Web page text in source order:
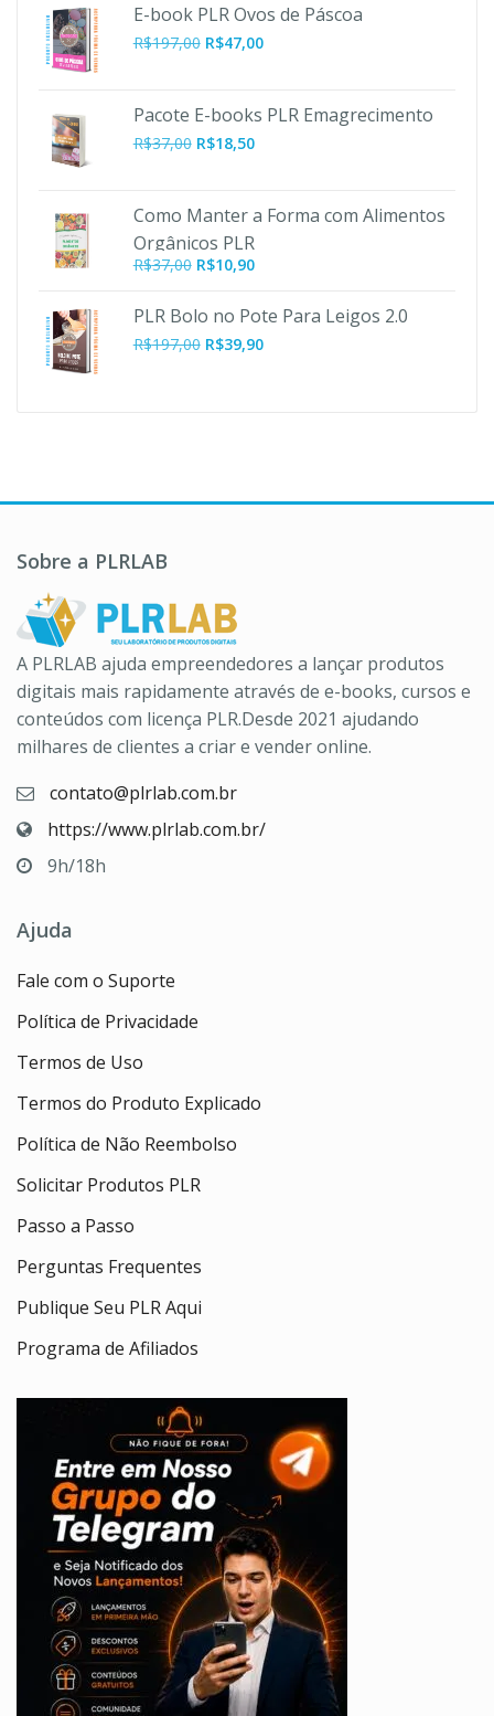
era:
R$197,00.
é:
R$47,00.
E-book PLR Ovos de Páscoa
R$197,00 O
era:
R$197,00.
R$47,00O
é:
Pacote E-books PLR Emagrecimento
R$37,00 R$18,50
Como Manter a Forma com Alimentos
Orgânicos PLR
R$37,00 O
original
era:
R$37,00.
R$10,90O
atual
é:
PLR Bolo no Pote Para Leigos 2.0
R$197,00 O
R$39,90O
Sobre a PLRLAB
A PLRLAB ajuda empreendedores a lançar produtos
digitais mais rapidamente através de e-books, cursos e
conteúdos com licença PLR.Desde 2021 ajudando
milhares de clientes a criar e vender online.
contato@plrlab.com.br
https://www.plrlab.com.br/
9h/18h
Ajuda
Fale com o Suporte
Política de Privacidade
Termos de Uso
Termos do Produto Explicado
Política de Não Reembolso
Solicitar Produtos PLR
Passo a Passo
Perguntas Frequentes
Publique Seu PLR Aqui
Programa de Afiliados